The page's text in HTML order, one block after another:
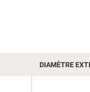
DIAMÈTRE